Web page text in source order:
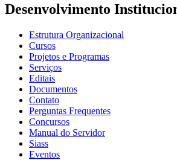
Desenvolvimento
Estrutura Organizacional
Cursos
Projetos e Programas
Serviços
Editais
Documentos
Contato
Perguntas Frequentes
Concursos
Manual do Servidor
Siass
Eventos